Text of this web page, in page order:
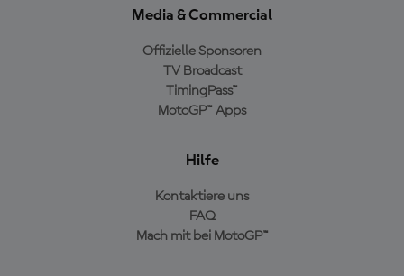
Media & Commercial
Offizielle Sponsoren
TV Broadcast
TimingPass™
MotoGP™ Apps
Hilfe
Kontaktiere uns
FAQ
Mach mit bei MotoGP™